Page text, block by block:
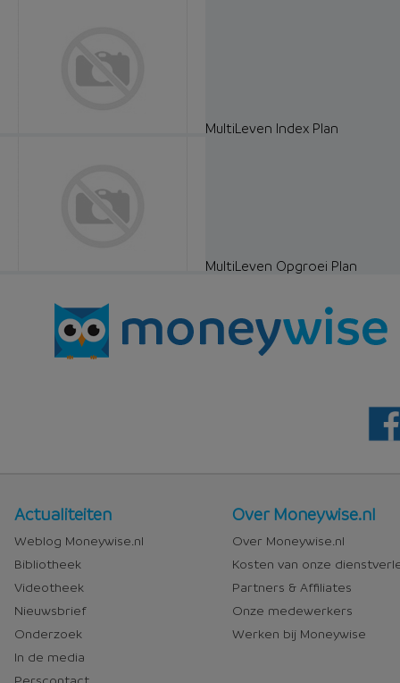
MultiLeven Index Plan
MultiLeven Opgroei Plan
Nieuws
en
media
Actualiteiten
Weblog Moneywise.nl
Bibliotheek
Videotheek
Nieuwsbrief
Onderzoek
In de media
Perscontact
Over
Moneywise
Over Moneywise.nl
Over Moneywise.nl
Kosten van onze
Partners & Affiliates
Onze medewerkers
Werken bij Moneywise